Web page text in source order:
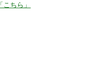
「こちら」